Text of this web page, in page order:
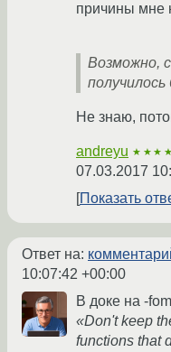
причины мне
Возможно,
Не знаю,
andreyu
07.03.2017
Показать
Ответ на:
10:07:42 +00:00
В доке на -
«Don't keep
functions that